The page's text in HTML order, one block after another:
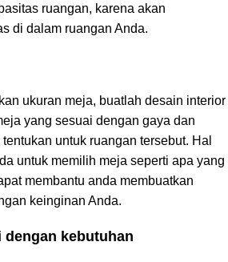
ruangan, karena akan
di dalam ruangan Anda.
ukuran meja, buatlah desain interior
yang sesuai dengan gaya dan
untuk ruangan tersebut. Hal
untuk memilih meja seperti apa yang
membantu anda membuatkan
keinginan Anda.
dengan kebutuhan